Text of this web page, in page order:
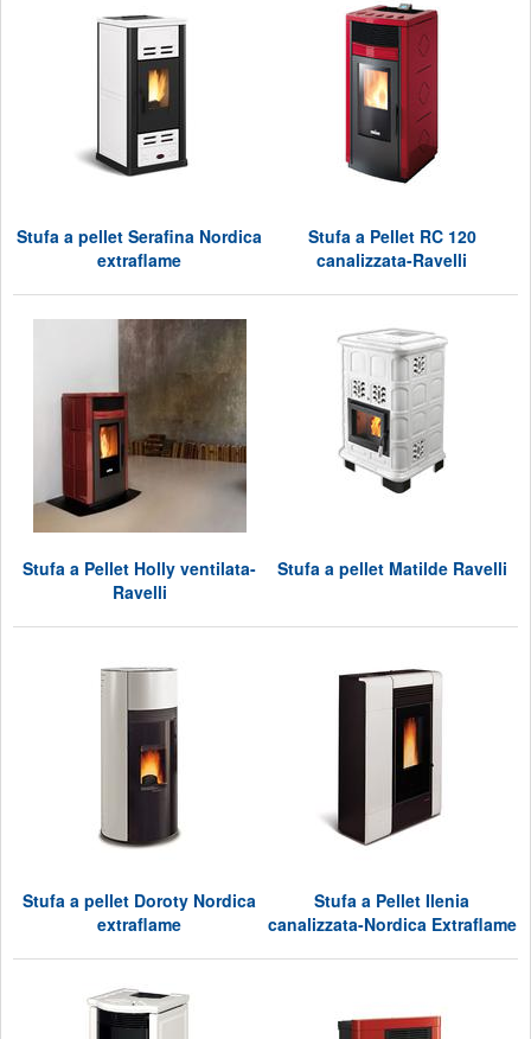
Stufa a pellet Serafina Nordica
extraflame
Stufa a Pellet RC 120
canalizzata-Ravelli
Stufa a Pellet Holly ventilata-
Ravelli
Stufa a pellet Matilde Ravelli
Stufa a pellet Doroty Nordica
extraflame
Stufa a Pellet Ilenia
canalizzata-Nordica Extraflame